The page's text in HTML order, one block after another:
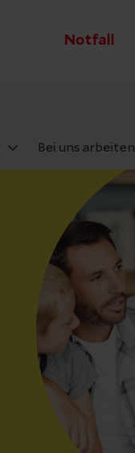
Notfall
Bei uns arbeiten